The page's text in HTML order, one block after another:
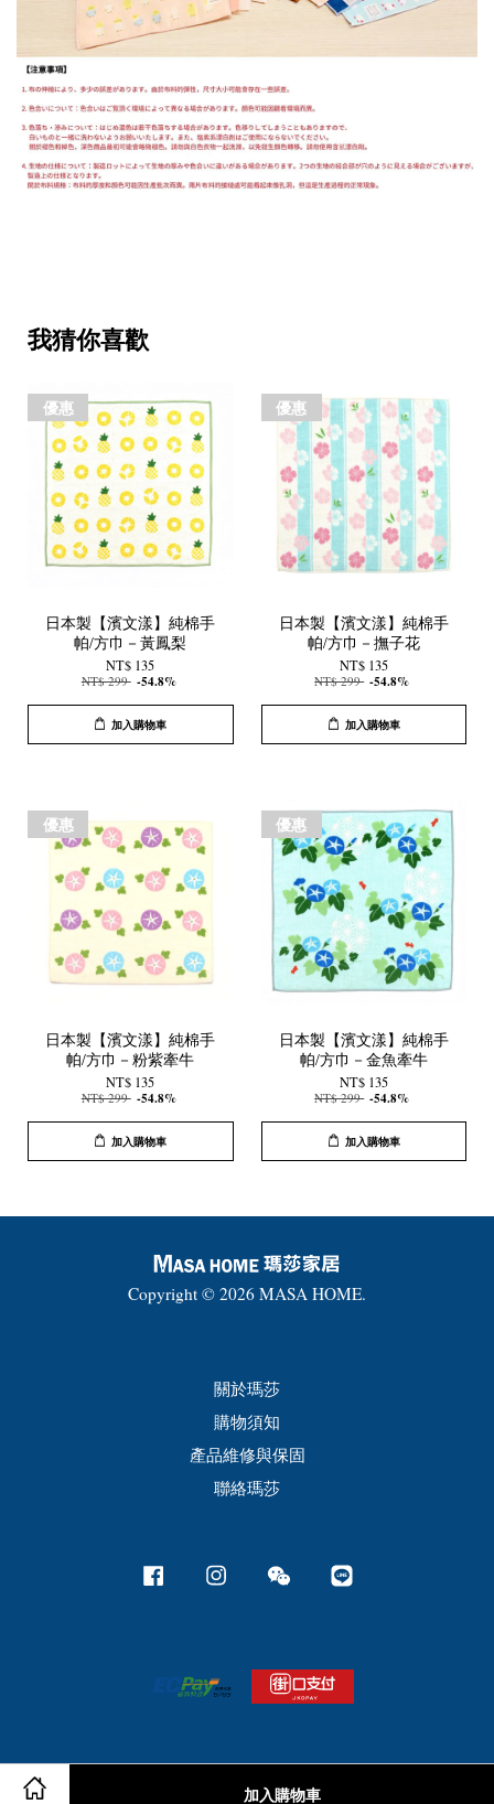
加入購物車
我猜你喜歡
優惠
日本製【濱文漾】純棉手
帕/方巾－黃鳳梨
NT$ 135
NT$ 299 -54.8%
加入購物車
優惠
日本製【濱文漾】純棉手
帕/方巾－撫子花
NT$ 135
NT$ 299 -54.8%
加入購物車
優惠
日本製【濱文漾】純棉手
帕/方巾－粉紫牽牛
NT$ 135
NT$ 299 -54.8%
加入購物車
優惠
日本製【濱文漾】純棉手
帕/方巾－金魚牽牛
NT$ 135
NT$ 299 -54.8%
加入購物車
Copyright © 2026 MASA HOME.
關於瑪莎
購物須知
產品維修與保固
聯絡瑪莎
Facebook Instagram Wechat